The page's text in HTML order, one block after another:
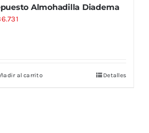
Almohadilla Diadema
al carrito Detalles